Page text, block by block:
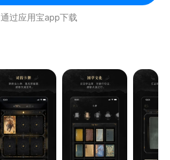
通过应用宝app下载